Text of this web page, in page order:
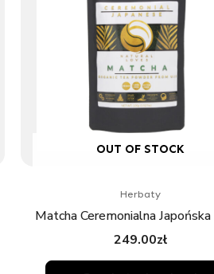
OUT OF STOCK
Herbaty
Matcha Ceremonialna
249.00zł